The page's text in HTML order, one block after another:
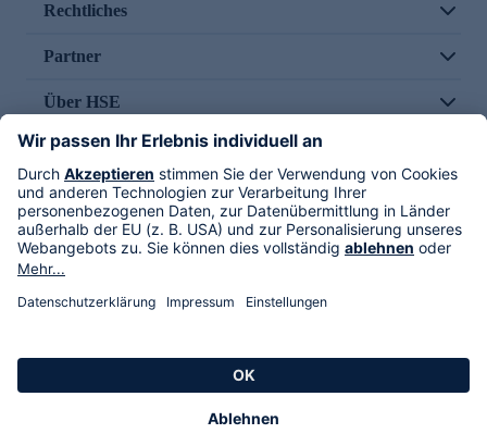
Rechtliches
Partner
Über HSE
Im TV
HSE International